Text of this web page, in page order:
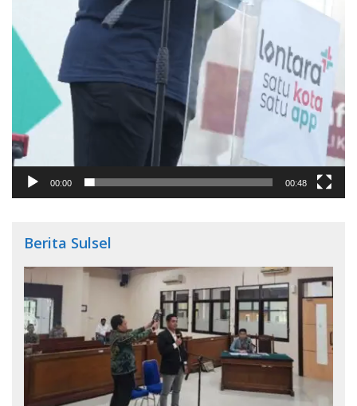
00:00 00:48
Berita Sulsel